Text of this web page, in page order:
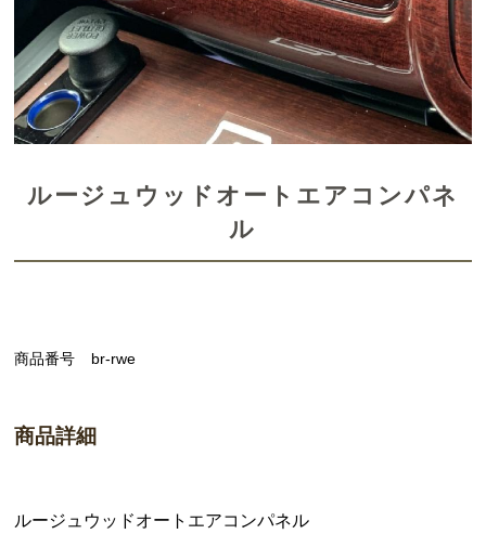
ルージュウッドオートエアコンパネ
ル
商品番号 br-rwe
商品詳細
ルージュウッドオートエアコンパネル